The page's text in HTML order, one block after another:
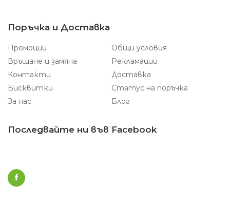
Поръчка и Доставка
Промоции
Общи условия
Връщане и замяна
Рекламации
Контакти
Доставка
Бисквитки
Статус на поръчка
За нас
Блог
Последвайте ни във Facebook